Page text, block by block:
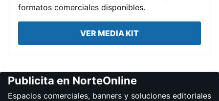
formatos comerciales disponibles.
VER MEDIA KIT
Publicita en NorteOnline
Espacios comerciales, banners y soluciones editoriales